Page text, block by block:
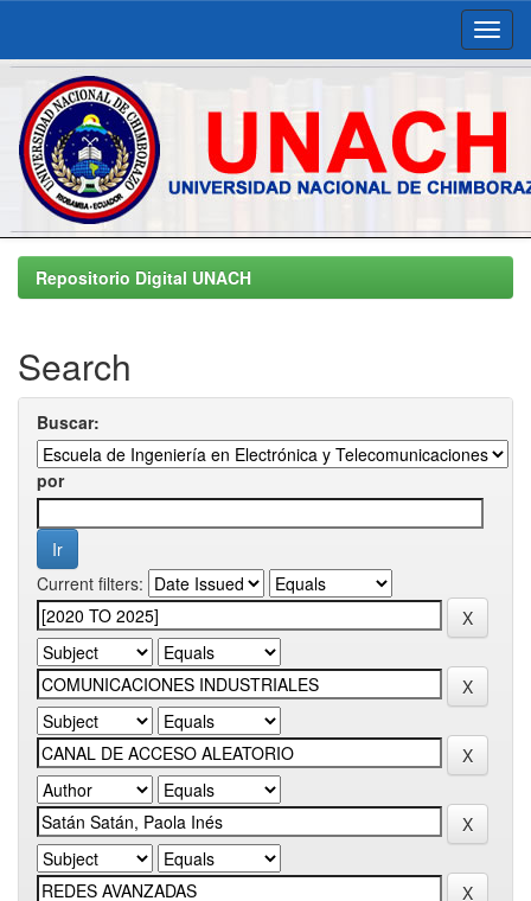
Skip
navigationRepositorio Digital UNACH
Search
Buscar:
por
Current filters: